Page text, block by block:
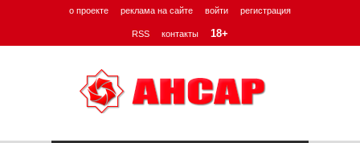
о проекте реклама на сайте войти регистрация
RSS контакты 18+